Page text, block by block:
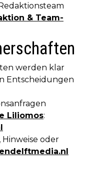
& Team-
werden klar
Entscheidungen
Liliomos:
oder